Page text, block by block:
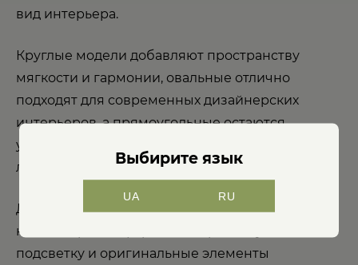
вид интерьера.
Круглые модели добавляют пространству
мягкости и гармонии, овальные отлично
подходят для современных дизайнерских
интерьеров, а прямоугольные остаются
универсальным решением практически для
любой ванной комнаты.
Дизайнерские LED-зеркала могут иметь
нестандартные формы, декоративную
подсветку и оригинальные элементы
Выбирите язык
UA RU